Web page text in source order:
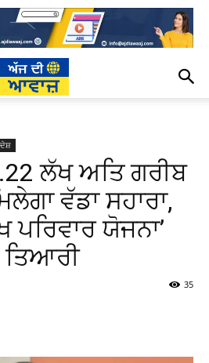
ਲੱਖ ਅਤਿ ਗਰੀਬ
ਵੱਡਾ ਸਹਾਰਾ,
ਪਰਿਵਾਰ ਯੋਜਨਾ’
ਤਿਆਰੀ
35